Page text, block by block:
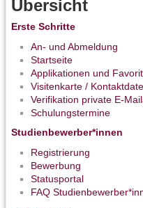
Übersicht
Erste Schritte
An- und Abmeldung
Startseite
Applikationen und
Visitenkarte /
Verifikation private E-
Schulungstermine
Studienbewerber*innen
Registrierung
Bewerbung
Statusportal
FAQ